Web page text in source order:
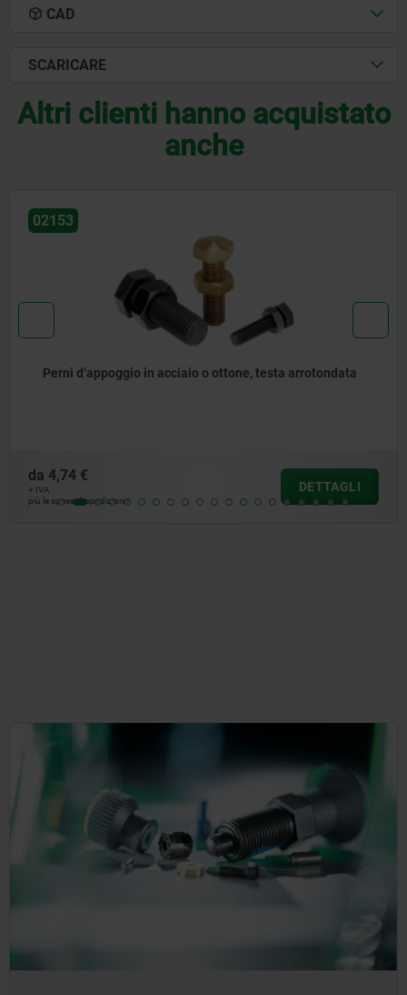
CAD
SCARICARE
Altri clienti hanno acquistato
anche
Perni d‘appoggio in acciaio o ottone, testa arrotondata
4,74 €
spese di spedizione
DETTAGLI